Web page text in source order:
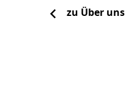
zu Über uns